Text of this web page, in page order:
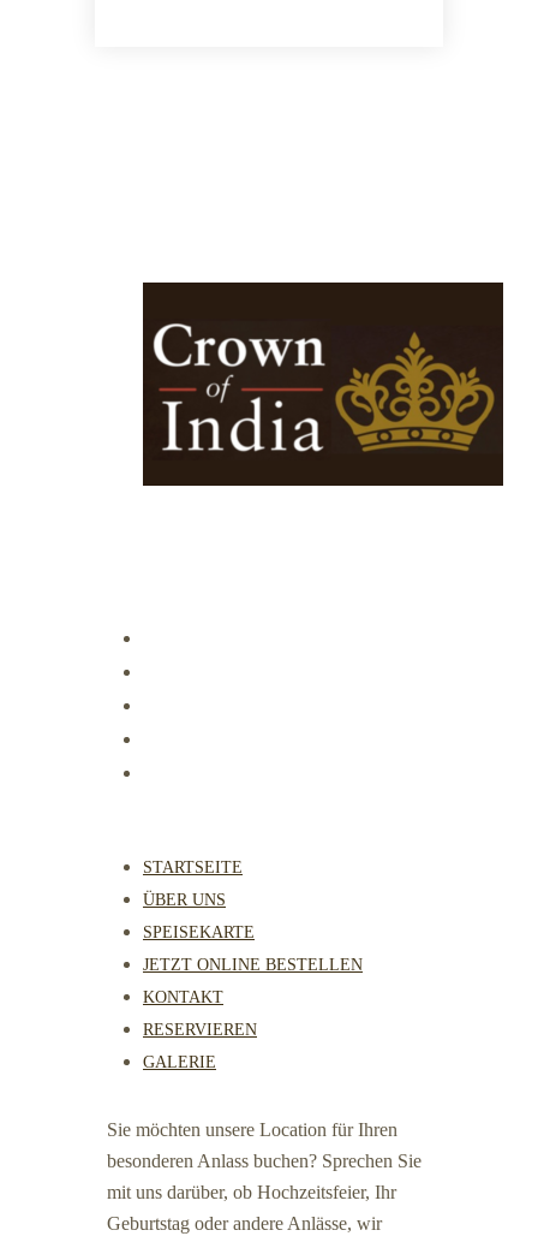
STARTSEITE
ÜBER UNS
SPEISEKARTE
JETZT ONLINE BESTELLEN
KONTAKT
RESERVIEREN
GALERIE
Sie möchten unsere Location für Ihren
besonderen Anlass buchen? Sprechen Sie
mit uns darüber, ob Hochzeitsfeier, Ihr
Geburtstag oder andere Anlässe, wir